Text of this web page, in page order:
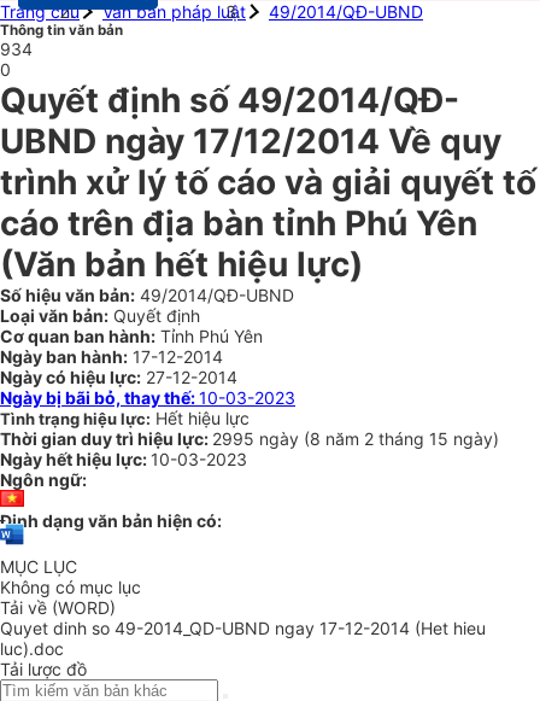
Trang chủ
Văn bản pháp luật 49/2014/QĐ-UBND
Thông tin văn bản
934
0
Quyết định số 49/2014/QĐ-
UBND ngày 17/12/2014 Về quy
trình xử lý tố cáo và giải quyết tố
cáo trên địa bàn tỉnh Phú Yên
(Văn bản hết hiệu lực)
Số hiệu văn bản: 49/2014/QĐ-UBND
Loại văn bản: Quyết định
Cơ quan ban hành: Tỉnh Phú Yên
Ngày ban hành: 17-12-2014
Ngày có hiệu lực: 27-12-2014
Ngày bị bãi bỏ, thay thế:10-03-2023
Tình trạng hiệu lực: Hết hiệu lực
Thời gian duy trì hiệu lực: 2995 ngày (8 năm 2 tháng 15 ngày)
Ngày hết hiệu lực: 10-03-2023
Ngôn ngữ:
Định dạng văn bản hiện có:
MỤC LỤC
Không có mục lục
Tải về (WORD)
Quyet dinh so 49-2014_QD-UBND ngay 17-12-2014 (Het hieu
luc).doc
Tải lược đồ